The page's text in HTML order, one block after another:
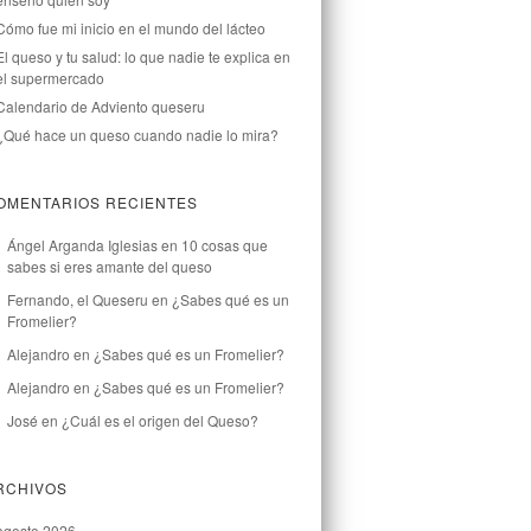
fue mi inicio en el mundo del lácteo
queso y tu salud: lo que nadie te explica en
supermercado
de Adviento queseru
hace un queso cuando nadie lo mira?
RECIENTES
Ángel Arganda Iglesiasen 10 cosas que
sabes si eres amante del queso
Fernando, el Queseru en ¿Sabes qué es un
Fromelier?
Alejandro en ¿Sabes qué es un Fromelier?
Alejandro en ¿Sabes qué es un Fromelier?
José en ¿Cuál es el origen del Queso?